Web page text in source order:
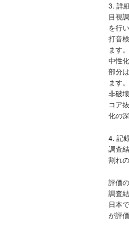
3. 詳
目視
を行
打音
ます。
中性
部分
ます。
非破
コア
化の
4. 記
調査
割れ
評価
調査
日本
が評